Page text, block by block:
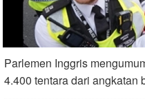
Parlemen Inggris
4.400 tentara dari angkatan